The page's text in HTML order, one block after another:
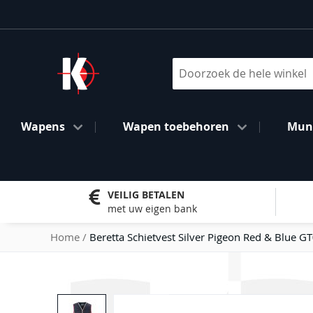
naar
inhoud
Wapens Wapen toebehoren
VEILIG BETALEN
met uw eigen bank
Home Beretta Schietvest Silver Pigeon Red & Blue